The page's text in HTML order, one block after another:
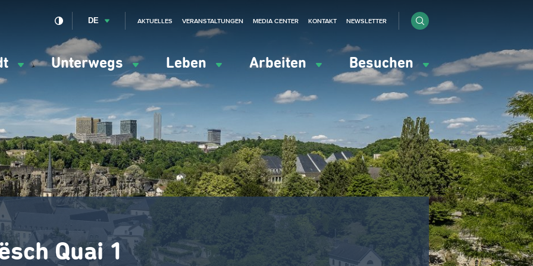
Unterwegs Leben Arbeiten Besuchen
DE AKTUELLES VERANSTALTUNGEN MEDIA CENTER KONTAKT NEWSLETTER
Quai 1